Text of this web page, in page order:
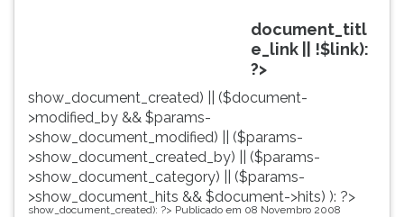
document_titl
e_link || !$link):
?>
show_document_created) || ($document-
>modified_by && $params-
>show_document_modified) || ($params-
>show_document_created_by) || ($params-
>show_document_category) || ($params-
>show_document_hits && $document->hits) ): ?>
show_document_created): ?> Publicado em 08 Novembro 2008